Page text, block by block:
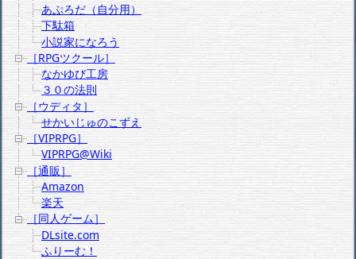
あぷろだ（自分用）
下駄箱
小説家になろう
［RPGツクール］
なかゆび工房
３０の法則
［ウディタ］
せかいじゅのこずえ
［VIPRPG］
VIPRPG@Wiki
［通販］
Amazon
楽天
［同人ゲーム］
DLsite.com
ふりーむ！